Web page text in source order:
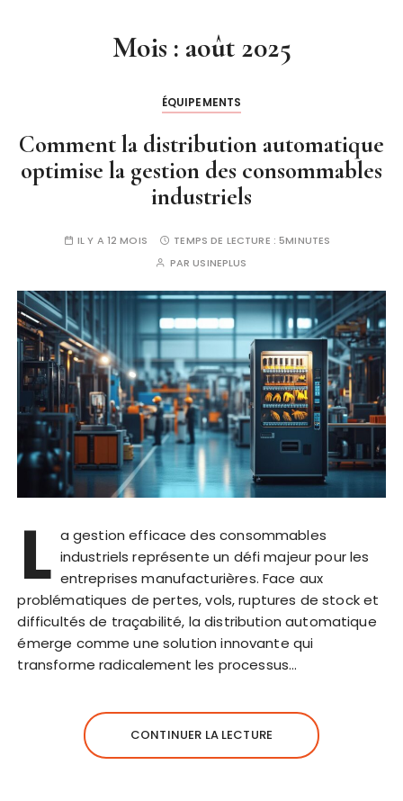
Mois : août 2025
ÉQUIPEMENTS
Comment la distribution automatique
optimise la gestion des consommables
industriels
IL Y A 12 MOIS TEMPS DE LECTURE :5MINUTES
PARUSINEPLUS
L a gestion efficace des consommables
industriels représente un défi majeur pour les
entreprises manufacturières. Face aux
problématiques de pertes, vols, ruptures de stock et
difficultés de traçabilité, la distribution automatique
émerge comme une solution innovante qui
transforme radicalement les processus…
CONTINUER LA LECTURE